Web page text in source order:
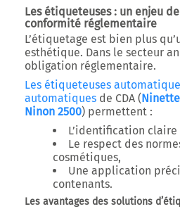
Les étiqueteuses : un enjeu
conformité réglementaire
L’étiquetage est bien plus
esthétique. Dans le secteur
obligation réglementaire.
Les étiqueteuses
automatiques de CDA (
Ninon 2500) permettent :
L’identification
Le respect des
cosmétiques,
Une application
contenants.
Les avantages des solutions